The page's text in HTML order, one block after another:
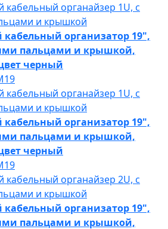
организатор 19",
пальцами и крышкой,
черный
организатор 19",
пальцами и крышкой,
черный
организатор 19",
пальцами и крышкой,